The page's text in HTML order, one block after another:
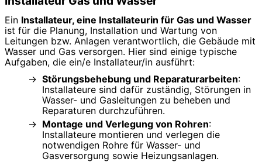
Ein Installateur, eine Installateurin für Gas und Wasser
ist für die Planung, Installation und Wartung von
Leitungen bzw. Anlagen verantwortlich, die Gebäude mit
Wasser und Gas versorgen. Hier sind einige typische
Aufgaben, die ein/e Installateur/in ausführt:
Störungsbehebung und Reparaturarbeiten:
Installateure sind dafür zuständig, Störungen in
Wasser- und Gasleitungen zu beheben und
Reparaturen durchzuführen.
Montage und Verlegung von Rohren:
Installateure montieren und verlegen die
notwendigen Rohre für Wasser- und
Gasversorgung sowie Heizungsanlagen.